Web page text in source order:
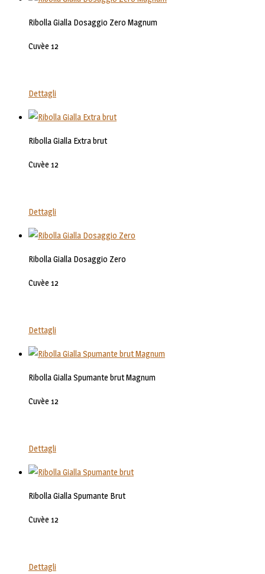
Ribolla Gialla Dosaggio Zero Magnum
Cuvèe 12
Dettagli
Ribolla Gialla Extra brut
Cuvèe 12
Dettagli
Ribolla Gialla Dosaggio Zero
Cuvèe 12
Dettagli
Ribolla Gialla Spumante brut Magnum
Cuvèe 12
Dettagli
Ribolla Gialla Spumante Brut
Cuvèe 12
Dettagli